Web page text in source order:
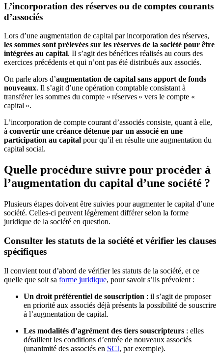
L’incorporation des réserves ou de comptes courants
d’associés
Lors d’une augmentation de capital par incorporation des réserves,
les sommes sont prélevées sur les réserves de la société pour être
intégrées au capital. Il s’agit des bénéfices réalisés au cours des
exercices précédents et qui n’ont pas été distribués aux associés.
On parle alors d’augmentation de capital sans apport de fonds
nouveaux. Il s’agit d’une opération comptable consistant à
transférer les sommes du compte « réserves » vers le compte «
capital ».
L’incorporation de compte courant d’associés consiste, quant à elle,
à convertir une créance détenue par un associé en une
participation au capital pour qu’il en résulte une augmentation du
capital social.
Quelle procédure suivre pour procéder à
l’augmentation du capital d’une société ?
Plusieurs étapes doivent être suivies pour augmenter le capital d’une
société. Celles-ci peuvent légèrement différer selon la forme
juridique de la société en question.
Consulter les statuts de la société et vérifier les clauses
spécifiques
Il convient tout d’abord de vérifier les statuts de la société, et ce
quelle que soit sa forme juridique, pour savoir s’ils prévoient :
Un droit préférentiel de souscription : il s’agit de proposer
en priorité aux associés déjà présents la possibilité de souscrire
à l’augmentation de capital.
Les modalités d’agrément des tiers souscripteurs : elles
détaillent les conditions d’entrée de nouveaux associés
(unanimité des associés en SCI, par exemple).